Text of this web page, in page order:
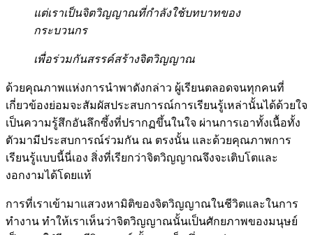
แต่เราเป็นจิตวิญญาณที่กําลังใช้บทบาทของ
กระบวนกร
เพื่อร่วมกันสรรค์สร้างจิตวิญญาณ
ด้วยคุณภาพแห่งการนําพาดังกล่าว ผู้เรียนตลอดจนทุกคนที่
เกี่ยวข้องย่อมจะสัมผัสประสบการณ์การเรียนรู้เหล่านั้นได้ด้วยใจ
เป็นความรู้สึกอันลึกซึ้งที่ปรากฏขึ้นในใจ ผ่านการเอาทั้งเนื้อทั้ง
ตัวมามีประสบการณ์ร่วมกัน ณ ตรงนั้น และด้วยคุณภาพการ
เรียนรู้แบบนี้นี่เอง สิ่งที่เรียกว่าจิตวิญญาณจึงจะเติบโตและ
งอกงามได้โดยแท้
การที่เราเข้ามาแสวงหามิติของจิตวิญญาณในชีวิตและในการ
ทํางาน ทําให้เราเห็นว่าจิตวิญญาณนั้นเป็นศักยภาพของมนุษย์